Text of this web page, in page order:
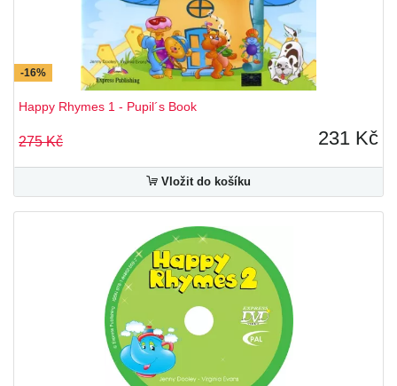
-16%
Happy Rhymes 1 - Pupil´s Book
275 Kč 231 Kč
Vložit do košíku